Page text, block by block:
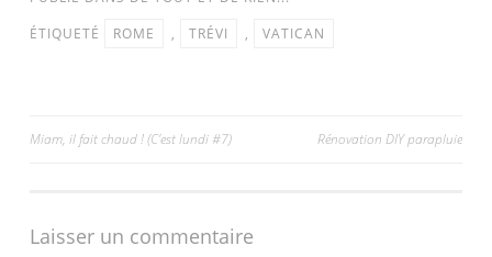
ÉTIQUETÉ
ROME , TRÉVI , VATICAN
Navigation
Miam, il fait chaud ! (C’est lundi #7) Rénovation DIY parapluie
Laisser un commentaire